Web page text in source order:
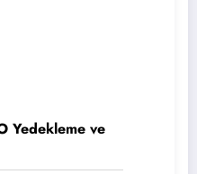
Yedekleme ve